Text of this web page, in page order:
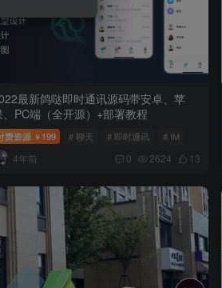
最新鸽哒即时通讯源码带安卓、苹
、PC端（全开源）+部署教程
费资源 ￥ 199 # 聊天 # 即时通讯 # IM
4年前 0 2624 13